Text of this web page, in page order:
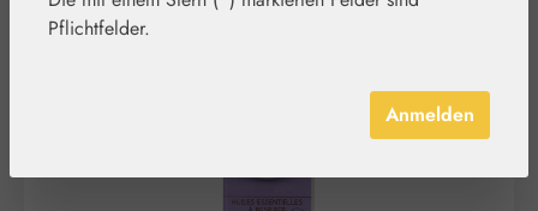
Pflichtfelder.
Anmelden